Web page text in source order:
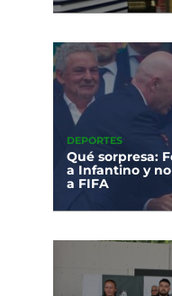
DEPORTES
Qué sorpresa:
a Infantino y
a FIFA